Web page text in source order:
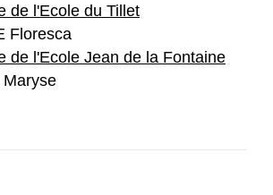
de l'Ecole du Tillet
Floresca
de l'Ecole Jean de la Fontaine
Maryse